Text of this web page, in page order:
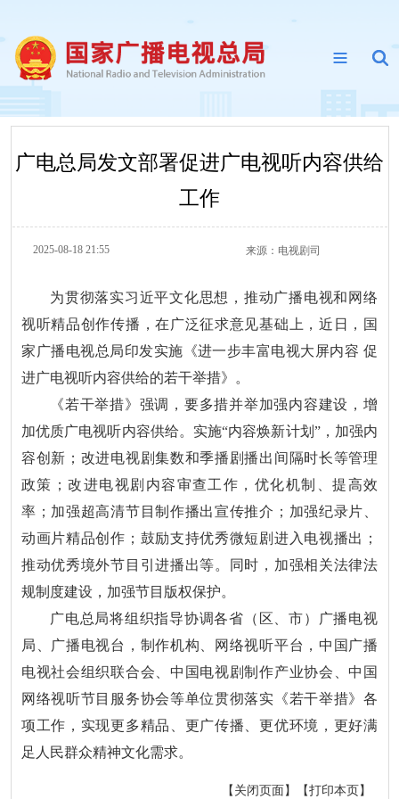
广电总局发文部署促进广电视听内容供给
工作
2025-08-18 21:55 来源： 电视剧司
为贯彻落实习近平文化思想，推动广播电视和网络
视听精品创作传播，在广泛征求意见基础上，近日，国
家广播电视总局印发实施《进一步丰富电视大屏内容 促
进广电视听内容供给的若干举措》。
《若干举措》强调，要多措并举加强内容建设，增
加优质广电视听内容供给。实施“内容焕新计划”，加强内
容创新；改进电视剧集数和季播剧播出间隔时长等管理
政策；改进电视剧内容审查工作，优化机制、提高效
率；加强超高清节目制作播出宣传推介；加强纪录片、
动画片精品创作；鼓励支持优秀微短剧进入电视播出；
推动优秀境外节目引进播出等。同时，加强相关法律法
规制度建设，加强节目版权保护。
广电总局将组织指导协调各省（区、市）广播电视
局、广播电视台，制作机构、网络视听平台，中国广播
电视社会组织联合会、中国电视剧制作产业协会、中国
网络视听节目服务协会等单位贯彻落实《若干举措》各
项工作，实现更多精品、更广传播、更优环境，更好满
足人民群众精神文化需求。
【打印本页】
【关闭页面】